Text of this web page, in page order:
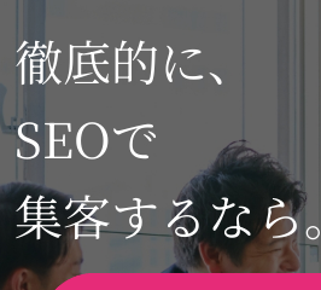
徹底的に、
SEOで
集客するなら。